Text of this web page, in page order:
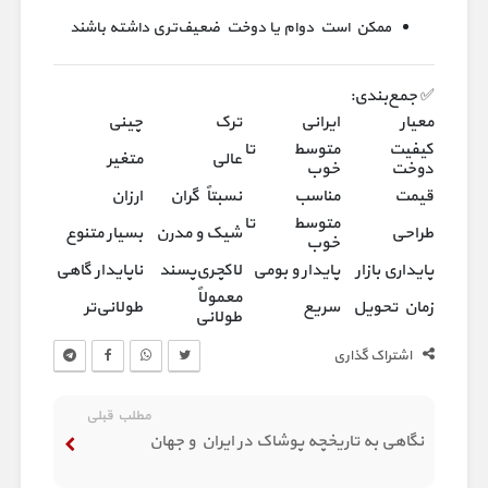
ممکن است دوام یا دوخت ضعیف‌تری داشته باشند
✅ جمع‌بندی:
معیار
ایرانی ترک
چینی
کیفیت
دوخت
متوسط تا
خوب عالی
متغیر
قیمت
مناسب نسبتاً گران
ارزان
طراحی
متوسط تا
خوب شیک و مدرن
بسیار متنوع
پایداری بازار
پایدار و بومی لاکچری‌پسند
ناپایدار گاهی
زمان تحویل
سریع معمولاً
طولانی طولانی‌تر
اشتراک گذاری
مطلب قبلی
نگاهی به تاریخچه پوشاک در ایران و جهان